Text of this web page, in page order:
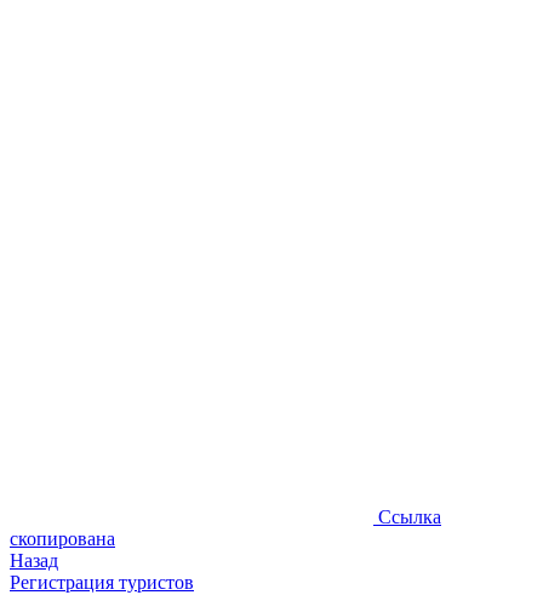
скопирована